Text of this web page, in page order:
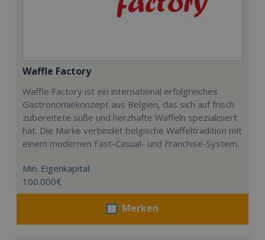
Waffle Factory
Waffle Factory ist ein international erfolgreiches
Gastronomiekonzept aus Belgien, das sich auf frisch
zubereitete süße und herzhafte Waffeln spezialisiert
hat. Die Marke verbindet belgische Waffeltradition mit
einem modernen Fast-Casual- und Franchise-System.
Min. Eigenkapital:
100.000€
Merken